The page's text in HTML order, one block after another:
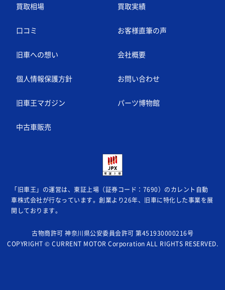
買取相場 買取実績
口コミ お客様直筆の声
旧車への想い 会社概要
個人情報保護方針 お問い合わせ
旧車王マガジン パーツ博物館
中古車販売
「旧車王」の運営は、東証上場（証券コード：7690）のカレント自動
車株式会社が行なっています。創業より26年、旧車に特化した事業を展
開しております。
古物商許可 神奈川県公安委員会許可 第451930000216号
COPYRIGHT © CURRENT MOTOR Corporation ALL RIGHTS RESERVED.